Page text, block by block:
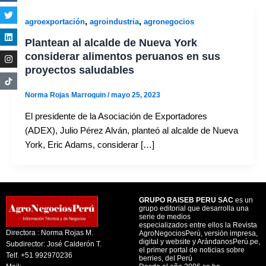
agroexportación, agroindustria, agronegocios
Plantean al alcalde de Nueva York
considerar alimentos peruanos en sus
proyectos saludables
Norma Rojas Marroquin /mayo 25, 2023
El presidente de la Asociación de Exportadores
(ADEX), Julio Pérez Alván, planteó al alcalde de Nueva
York, Eric Adams, considerar […]
Directora : Norma Rojas M.
Subdirector: José Calderón T.
Telf. +51 992970236
GRUPO RAISEB PERU SAC es un
grupo editorial que desarrolla una
serie de medios
especializados entre ellos la Revista
AgroNegociosPerú, versión impresa,
digital y website y ArándanosPerú.pe,
el primer portal de noticias sobre
berries, del Perú